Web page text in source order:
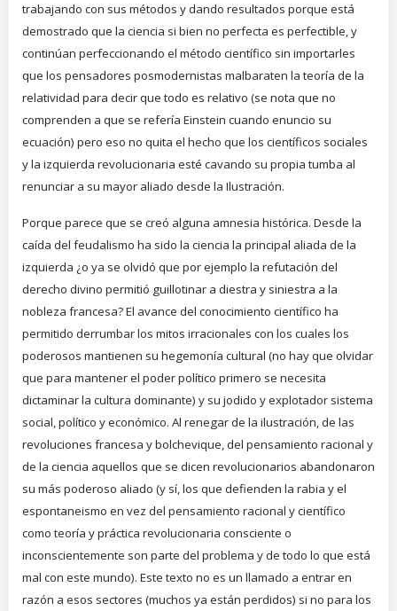
trabajando con sus métodos y dando resultados porque está
demostrado que la ciencia si bien no perfecta es perfectible, y
continúan perfeccionando el método científico sin importarles
que los pensadores posmodernistas malbaraten la teoría de la
relatividad para decir que todo es relativo (se nota que no
comprenden a que se refería Einstein cuando enuncio su
ecuación) pero eso no quita el hecho que los científicos sociales
y la izquierda revolucionaria esté cavando su propia tumba al
renunciar a su mayor aliado desde la Ilustración.
Porque parece que se creó alguna amnesia histórica. Desde la
caída del feudalismo ha sido la ciencia la principal aliada de la
izquierda ¿o ya se olvidó que por ejemplo la refutación del
derecho divino permitió guillotinar a diestra y siniestra a la
nobleza francesa? El avance del conocimiento científico ha
permitido derrumbar los mitos irracionales con los cuales los
poderosos mantienen su hegemonía cultural (no hay que olvidar
que para mantener el poder político primero se necesita
dictaminar la cultura dominante) y su jodido y explotador sistema
social, político y económico. Al renegar de la ilustración, de las
revoluciones francesa y bolchevique, del pensamiento racional y
de la ciencia aquellos que se dicen revolucionarios abandonaron
su más poderoso aliado (y sí, los que defienden la rabia y el
espontaneismo en vez del pensamiento racional y científico
como teoría y práctica revolucionaria consciente o
inconscientemente son parte del problema y de todo lo que está
mal con este mundo). Este texto no es un llamado a entrar en
razón a esos sectores (muchos ya están perdidos) si no para los